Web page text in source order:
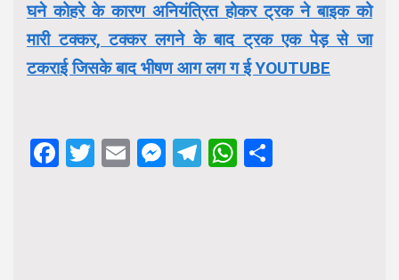
घने कोहरे के कारण अनियंत्रित होकर ट्रक ने बाइक को
मारी टक्कर, टक्कर लगने के बाद ट्रक एक पेड़ से जा
टकराई जिसके बाद भीषण आग लग ग ई YOUTUBE
Facebook
Twitter
EmailMessenger
Telegram
WhatsApp